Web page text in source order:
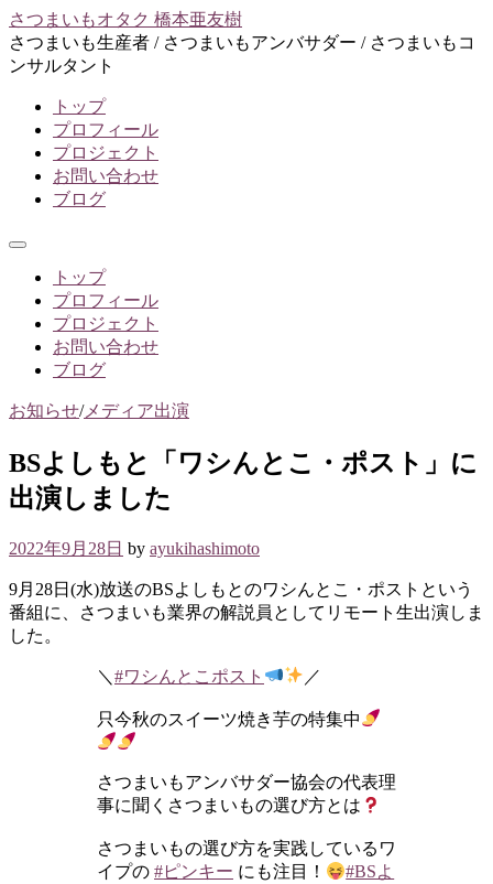
コ
ン
テ
さつまいもオタク 橋本亜友樹
さつまいも生産者 / さつまいもアンバサダー / さつまいもコ
ンサルタント
トップ
プロフィール
プロジェクト
お問い合わせ
ブログ
メ
トップ
プロフィール
プロジェクト
お問い合わせ
ブログ
お知らせ/メディア出演
BSよしもと「ワシんとこ・ポスト」に
出演しました
2022年9月28日 by ayukihashimoto
9月28日(水)放送のBSよしもとのワシんとこ・ポストという
番組に、さつまいも業界の解説員としてリモート生出演しま
した。
＼ #ワシんとこポスト ／
只今秋のスイーツ焼き芋の特集中
さつまいもアンバサダー協会の代表理
事に聞くさつまいもの選び方とは
さつまいもの選び方を実践しているワ
イプの #ピンキー にも注目！
#BSよ